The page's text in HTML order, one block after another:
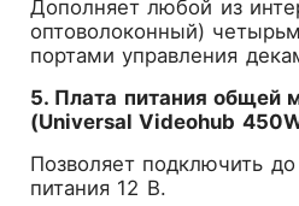
Дополняет любой из
оптоволоконный)
портами управления
5. Плата питания общей
(Universal Videohub
Позволяет подключить
питания 12 В.